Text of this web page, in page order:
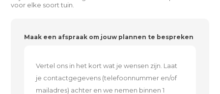
voor elke soort tuin.
Maak een afspraak om jouw plannen te bespreken